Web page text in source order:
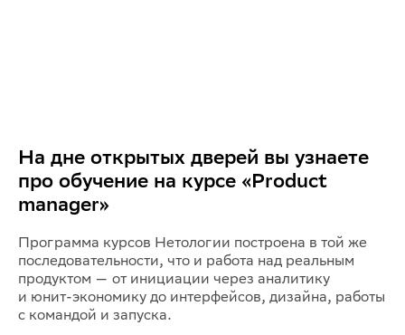
На дне открытых дверей вы узнаете
про обучение на курсе «Product
manager»
Программа курсов Нетологии построена в той же
последовательности, что и работа над реальным
продуктом — от инициации через аналитику
и юнит-экономику до интерфейсов, дизайна, работы
с командой и запуска.